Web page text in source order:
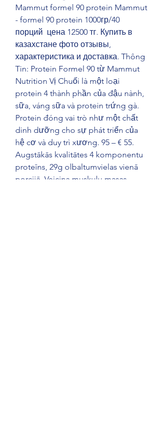
Mammut formel 90 protein Mammut
- formel 90 protein 1000гр/40
порций ️ цена 12500 тг. Купить в
казахстане фото отзывы,
характеристика и доставка. Thông
Tin: Protein Formel 90 từ Mammut
Nutrition Vị Chuối là một loại
protein 4 thành phần của đậu nành,
sữa, váng sữa và protein trứng gà.
Protein đóng vai trò như một chất
dinh dưỡng cho sự phát triển của
hệ cơ và duy trì xương. 95 – € 55.
Augstākās kvalitātes 4 komponentu
proteīns, 29g olbaltumvielas vienā
porcijā. Veicina muskuļu masas